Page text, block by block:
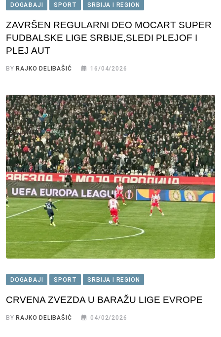
DOGAĐAJI SPORT SRBIJA I REGION
ZAVRŠEN REGULARNI DEO MOCART SUPER
FUDBALSKE LIGE SRBIJE,SLEDI PLEJOF I
PLEJ AUT
BY RAJKO DELIBAŠIĆ 16/04/2026
DOGAĐAJI SPORT SRBIJA I REGION
CRVENA ZVEZDA U BARAŽU LIGE EVROPE
BYRAJKO DELIBAŠIĆ 04/02/2026